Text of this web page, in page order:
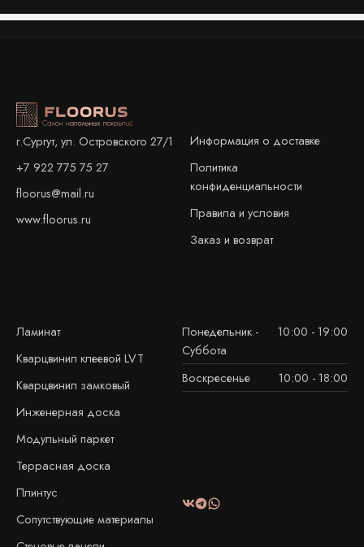
г.Сургут, ул. Островского 27/1
+7 922 775 75 27
floorus@mail.ru
www.floorus.ru
Информация о доставке
Политика
конфиденциальности
Правила и условия
Заказ и возврат
Ламинат
Кварцвинил клеевой LVT
Кварцвинил замковый
Инженерная доска
Модульный паркет
Террасная доска
Плинтус
Сопутствующие материалы
Понедельник -
Суббота
10:00 - 19:00
Воскресенье 10:00 - 18:00